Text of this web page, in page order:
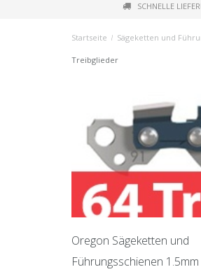
SCHNELLE
Startseite / Sägeketten und
Treibglieder
Oregon Sägeketten und
Führungsschienen